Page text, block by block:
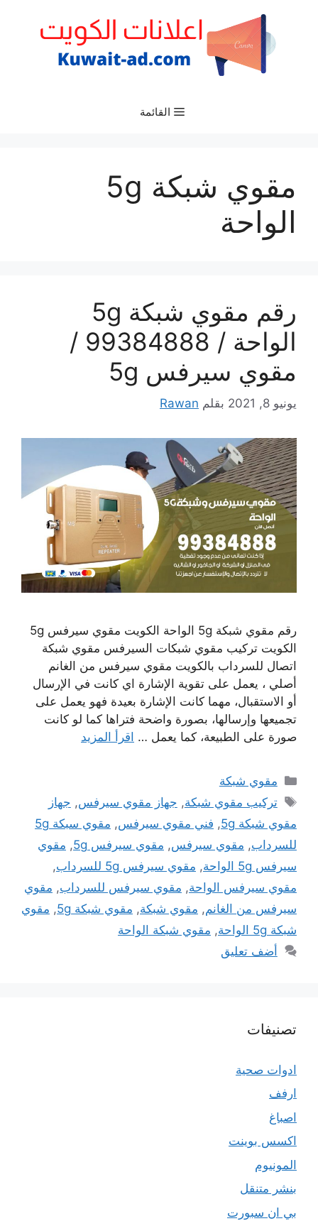
القائمة
مقوي شبكة 5g
الواحة
رقم مقوي شبكة 5g
الواحة / 99384888 /
مقوي سيرفس 5g
يونيو 8, 2021 بقلم Rawan
رقم مقوي شبكة 5g الواحة الكويت مقوي سيرفس 5g
الكويت تركيب مقوي شبكات السيرفس مقوي شبكة
اتصال للسرداب بالكويت مقوي سيرفس من الغانم
أصلي ، يعمل على تقوية الإشارة اي كانت في الإرسال
أو الاستقبال، مهما كانت الإشارة بعيدة فهو يعمل على
تجميعها وإرسالها، بصورة واضحة فتراها كما لو كانت
صورة على الطبيعة، كما يعمل … اقرأ المزيد
التصنيفات
مقوي شبكة
الوسوم
تركيب مقوي شبكة, جهاز مقوي سيرفس, جهاز
مقوي شبكة 5g
, فني مقوي سيرفس,
مقوي سبكة 5g
للسرداب, مقوي سيرفس, مقوي سيرفس 5g , مقوي
سيرفس 5g الواحة
, مقوي سيرفس 5g للسرداب
,
مقوي سيرفس الواحة, مقوي سيرفس للسرداب, مقوي
سيرفس من الغانم, مقوي شبكة, مقوي شبكة 5g , مقوي
شبكة 5g الواحة
, مقوي شبكة الواحة
أضف تعليق
تصنيفات
ادوات صحية
ارفف
اصباغ
اكسس بوينت
المونيوم
بنشر متنقل
بي ان سبورت